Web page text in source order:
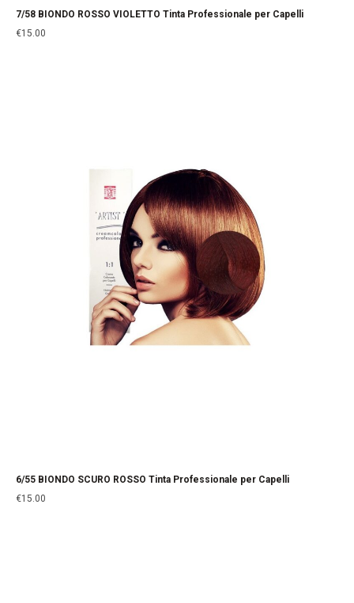
7/58 BIONDO ROSSO VIOLETTO Tinta Professionale per Capelli
€15.00
6/55 BIONDO SCURO ROSSO Tinta Professionale per Capelli
€15.00